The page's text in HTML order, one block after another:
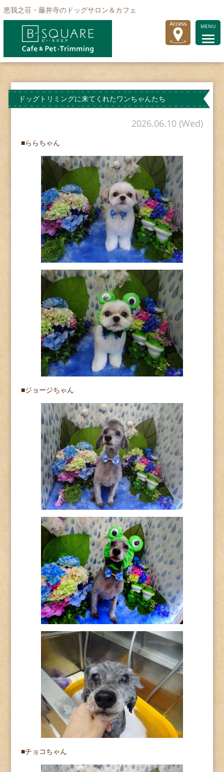
恵我之荘・藤井寺のドッグサロン＆カフェ
MENU
ドッグトリミングに来てくれたワンちゃんたち
2026.06.10 (Wed)
■ららちゃん
■ジョージちゃん
■チョコちゃん